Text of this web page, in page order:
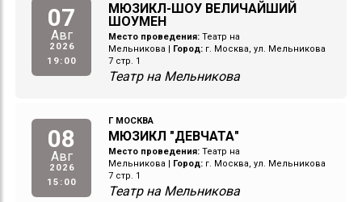
07
Авг
2026
19:00
МЮЗИКЛ-ШОУ ВЕЛИЧАЙШИЙ
ШОУМЕН
Место проведения: Театр на
Мельникова
Город: г. Москва, ул. Мельникова
7 стр. 1
Театр на Мельникова
08
Авг
2026
15:00
Г МОСКВА
МЮЗИКЛ "ДЕВЧАТА"
Место проведения: Театр на
Мельникова
Город: г. Москва, ул. Мельникова
7 стр. 1
Театр на Мельникова